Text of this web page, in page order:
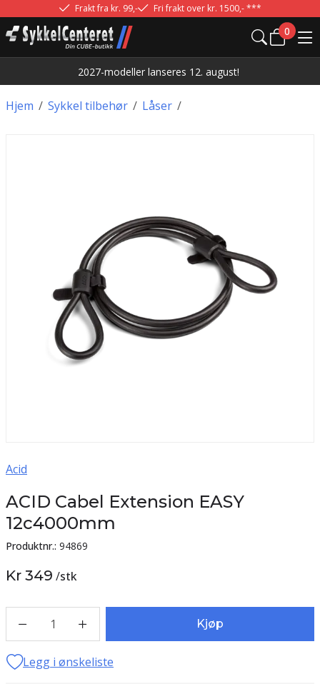
Frakt fra kr. 99,- Fri frakt over kr. 1500,- ***
0
2027-modeller lanseres 12. august!
/
Hjem /
Sykkel tilbehør /
Låser
Acid
ACID Cabel Extension EASY
12c4000mm
Produktnr.: 94869
Kr 349 /stk
1 Kjøp
Legg i ønskeliste